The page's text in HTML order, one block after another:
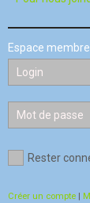
Espace
Rester
Créer un compte |